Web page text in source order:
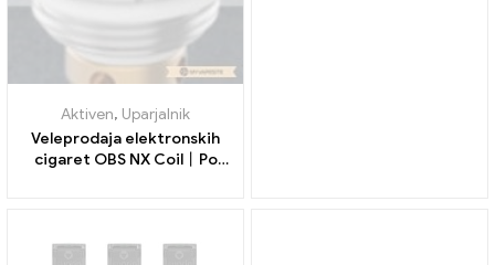
Aktiven, Uparjalnik
Veleprodaja elektronskih
cigaret OBS NX Coil丨Po